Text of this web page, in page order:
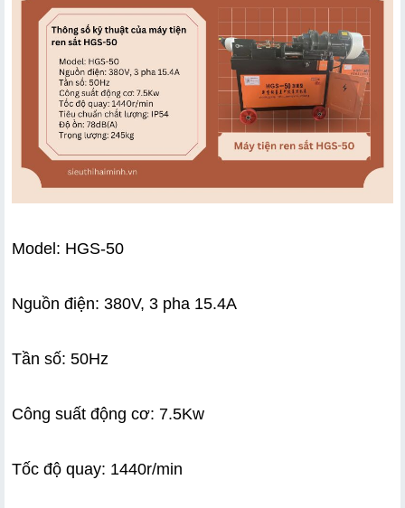
Model: HGS-50
Nguồn điện: 380V, 3 pha 15.4A
Tần số: 50Hz
Công suất động cơ: 7.5Kw
Tốc độ quay: 1440r/min